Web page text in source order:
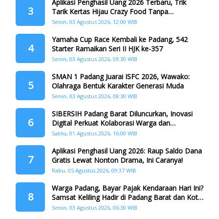
3
Aplikasi Penghasil Uang 2026 Terbaru, Trik
Tarik Kertas Hijau Crazy Food Tanpa
Penggandaan
Senin, 03 Agustus 2026, 12:00 WIB
4
Yamaha Cup Race Kembali ke Padang, 542
Starter Ramaikan Seri II HJK ke-357
Senin, 03 Agustus 2026, 09:30 WIB
5
SMAN 1 Padang Juarai ISFC 2026, Wawako:
Olahraga Bentuk Karakter Generasi Muda
Senin, 03 Agustus 2026, 08:30 WIB
6
SIBERSIH Padang Barat Diluncurkan, Inovasi
Digital Perkuat Kolaborasi Warga dan
Pemerintah Atasi Persampahan
Sabtu, 01 Agustus 2026, 16:00 WIB
7
Aplikasi Penghasil Uang 2026: Raup Saldo Dana
Gratis Lewat Nonton Drama, Ini Caranya!
Rabu, 05 Agustus 2026, 09:37 WIB
8
Warga Padang, Bayar Pajak Kendaraan Hari Ini?
Samsat Keliling Hadir di Padang Barat dan Koto
Tangah
Senin, 03 Agustus 2026, 06:30 WIB